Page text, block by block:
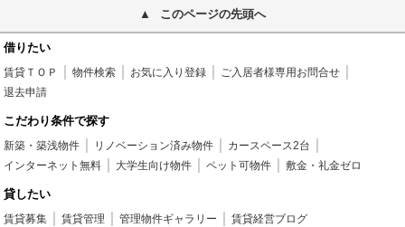
このページの先頭へ
借りたい
賃貸ＴＯＰ 物件検索 お気に入り登録
ご入居者様専用お問合せ
退去申請
こだわり条件で探す
新築・築浅物件 リノベーション済み物件
カースペース2台
インターネット無料
大学生向け物件 ペット可物件 敷金・礼金ゼロ
貸したい
賃貸募集 賃貸管理 管理物件ギャラリー 賃貸経営ブログ